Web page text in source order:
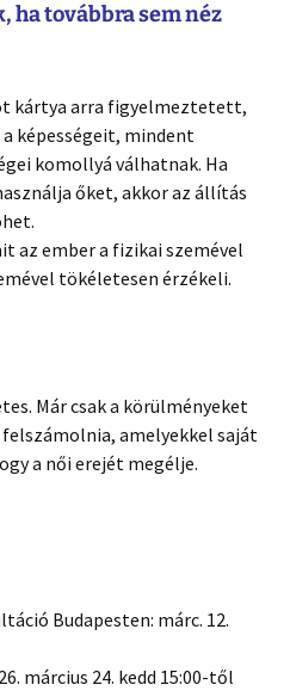
ha továbbra sem néz
kártya arra figyelmeztetett,
képességeit, mindent
komollyá válhatnak. Ha
őket, akkor az állítás
az ember a fizikai szemével
tökéletesen érzékeli.
Már csak a körülményeket
amelyekkel saját
a női erejét megélje.
Budapesten: márc. 12.
március 24. kedd 15:00-től